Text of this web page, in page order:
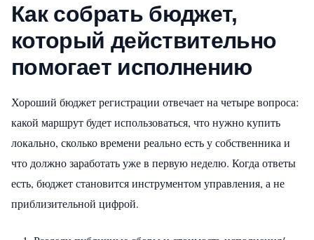
Как собрать бюджет,
который действительно
помогает исполнению
Хороший бюджет регистрации отвечает на четыре вопроса:
какой маршрут будет использоваться, что нужно купить
локально, сколько времени реально есть у собственника и
что должно заработать уже в первую неделю. Когда ответы
есть, бюджет становится инструментом управления, а не
приблизительной цифрой.